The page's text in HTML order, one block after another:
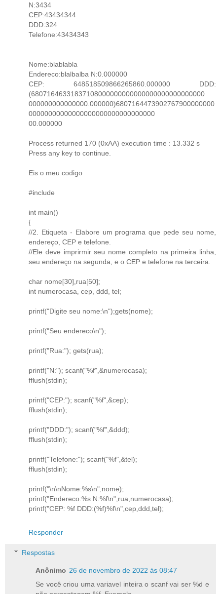
N:3434
CEP:43434344
DDD:324
Telefone:43434343
Nome:blablabla
Endereco:blalbalba N:0.000000
CEP: 648518509866265860.000000 DDD:
(68071646331837108000000000000000000000000000
000000000000000.000000)6807164473902767900000000
00000000000000000000000000000000
00.000000
Process returned 170 (0xAA) execution time : 13.332 s
Press any key to continue.
Eis o meu codigo
#include
int main()
{
//2. Etiqueta - Elabore um programa que pede seu nome,
endereço, CEP e telefone.
//Ele deve imprirmir seu nome completo na primeira linha,
seu endereço na segunda, e o CEP e telefone na terceira.
char nome[30],rua[50];
int numerocasa, cep, ddd, tel;
printf("Digite seu nome:\n");gets(nome);
printf("Seu endereco\n");
printf("Rua:"); gets(rua);
printf("N:"); scanf("%f",&numerocasa);
fflush(stdin);
printf("CEP:"); scanf("%f",&cep);
fflush(stdin);
printf("DDD:"); scanf("%f",&ddd);
fflush(stdin);
printf("Telefone:"); scanf("%f",&tel);
fflush(stdin);
printf("\n\nNome:%s\n",nome);
printf("Endereco:%s N:%f\n",rua,numerocasa);
printf("CEP: %f DDD:(%f)%f\n",cep,ddd,tel);
Responder
Respostas
Anônimo 26 de novembro de 2022 às 08:47
Se você criou uma variavel inteira o scanf vai ser %d e